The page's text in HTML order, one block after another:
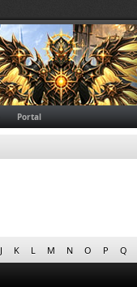
Portal
J K L M N O P Q